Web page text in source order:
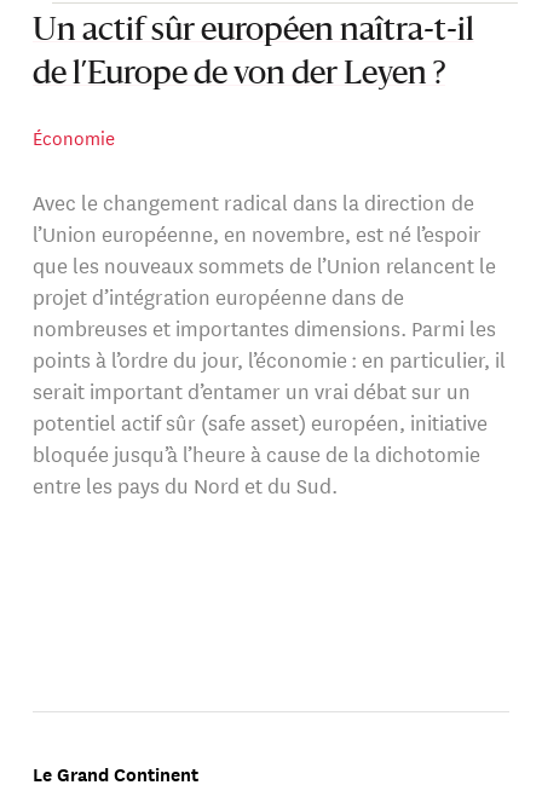
Un actif sûr européen naîtra-t-il
de l’Europe de von der Leyen ?
Économie
Avec le changement radical dans la direction de
l’Union européenne, en novembre, est né l’espoir
que les nouveaux sommets de l’Union relancent le
projet d’intégration européenne dans de
nombreuses et importantes dimensions. Parmi les
points à l’ordre du jour, l’économie : en particulier, il
serait important d’entamer un vrai débat sur un
potentiel actif sûr (safe asset) européen, initiative
bloquée jusqu’à l’heure à cause de la dichotomie
entre les pays du Nord et du Sud.
Le Grand Continent